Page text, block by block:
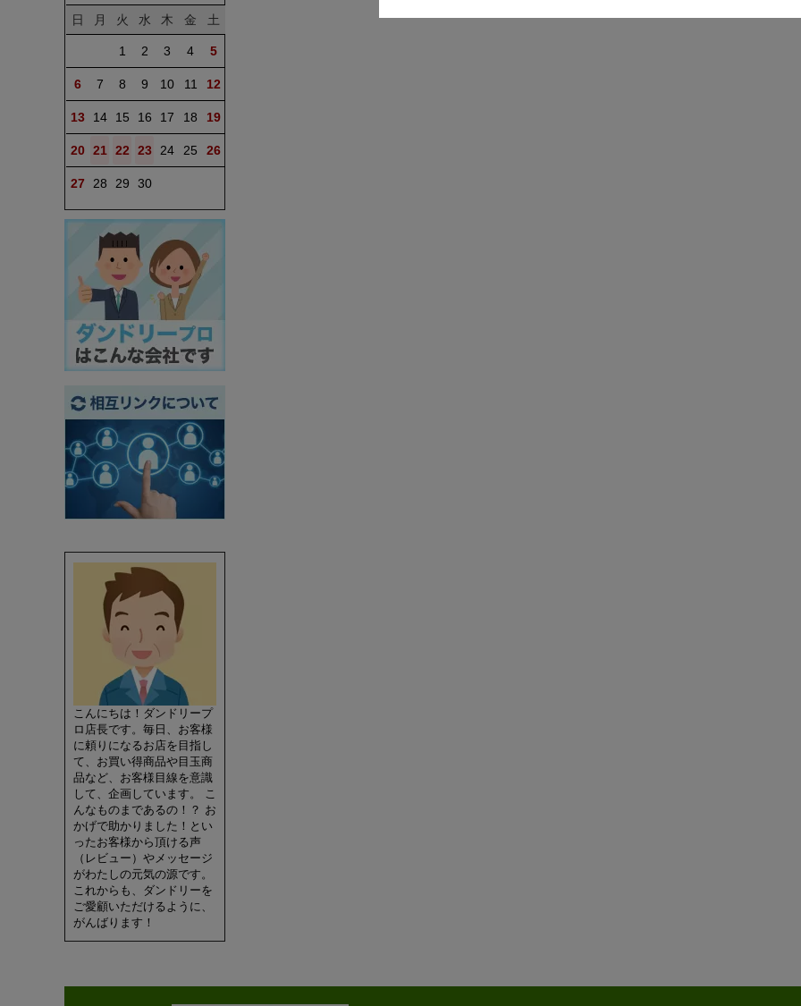
日 月 火 水 木 金 土
1 2 3 4 5
6 7 8 9 10 11 12
13 14 15 16 17 18 19
20 21 22 23 24 25 26
27 28 29 30
こんにちは！ダンドリープ
ロ店長です。毎日、お客様
に頼りになるお店を目指し
て、お買い得商品や目玉商
品など、お客様目線を意識
して、企画しています。 こ
んなものまであるの！？ お
かげで助かりました！とい
ったお客様から頂ける声
（レビュー）やメッセージ
がわたしの元気の源です。
これからも、ダンドリーを
ご愛顧いただけるように、
がんばります！